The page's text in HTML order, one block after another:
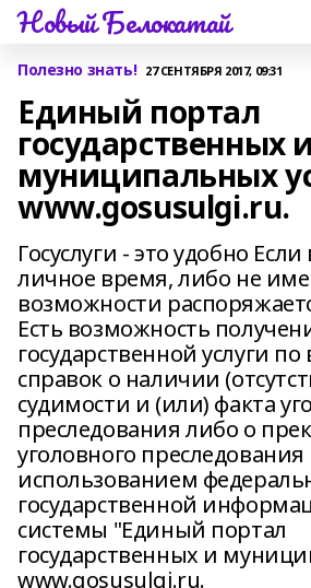
Новый Белокатай
Полезно знать! 27 СЕНТЯБРЯ 2017, 09:31
Единый портал
государственных и
муниципальных
www.gosusulgi.ru.
Госуслуги - это удобно
личное время, либо не
возможности
Есть возможность
государственной услуги
справок о наличии
судимости и (или) факта
преследования либо о
уголовного преследования
использованием
государственной
системы "Единый портал
государственных и
www.gosusulgi.ru.